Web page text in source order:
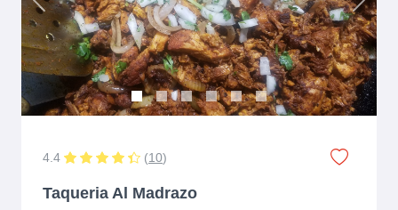
Previous Next
4.4 (10)
Taqueria Al Madrazo